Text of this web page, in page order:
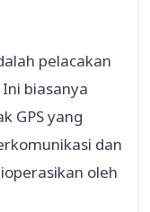
pelacakan
biasanya
GPS yang
dan
oleh